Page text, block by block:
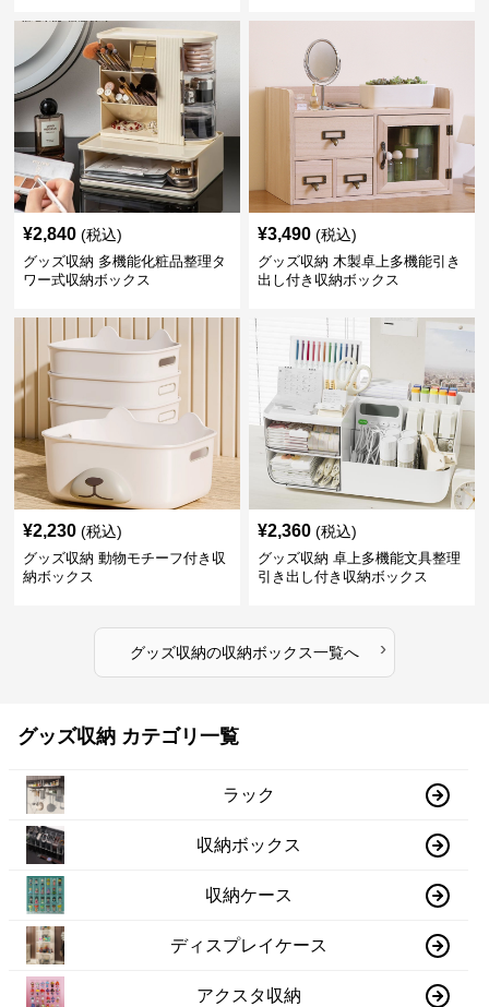
¥2,840 (税込)
グッズ収納 多機能化粧品整理タ
ワー式収納ボックス
¥3,490 (税込)
グッズ収納 木製卓上多機能引き
出し付き収納ボックス
¥2,230 (税込)
グッズ収納 動物モチーフ付き収
納ボックス
¥2,360 (税込)
グッズ収納 卓上多機能文具整理
引き出し付き収納ボックス
グッズ収納の収納ボックス一覧へ ›
グッズ収納 カテゴリ一覧
ラック
収納ボックス
収納ケース
ディスプレイケース
アクスタ収納